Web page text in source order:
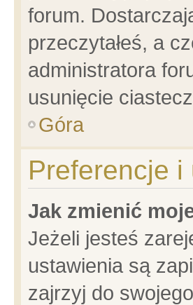
forum.
przeczytałeś, a
administratora
usunięcie
Góra
Preferencje
Jak zmienić
Jeżeli jesteś
ustawienia są
zajrzyj do